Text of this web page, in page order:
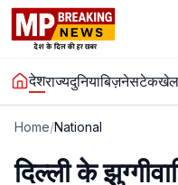
देशराज्यदुनियाबिज़नेसटेकखेल
Home/National
दिल्ली के